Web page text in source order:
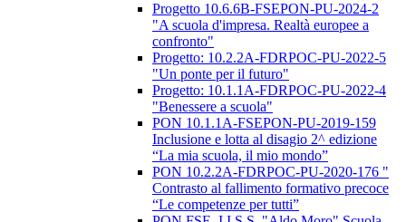
Progetto 10.6.6B-FSEPON-PU-2024-2
"A scuola d'impresa. Realtà europee a
confronto"
Progetto: 10.2.2A-FDRPOC-PU-2022-5
"Un ponte per il futuro"
Progetto: 10.1.1A-FDRPOC-PU-2022-4
"Benessere a scuola"
PON 10.1.1A-FSEPON-PU-2019-159
Inclusione e lotta al disagio 2^ edizione
“La mia scuola, il mio mondo”
PON 10.2.2A-FDRPOC-PU-2020-176 "
Contrasto al fallimento formativo precoce
“Le competenze per tutti”